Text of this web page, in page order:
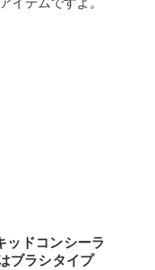
ッドコンシーラ
ブラシタイプ